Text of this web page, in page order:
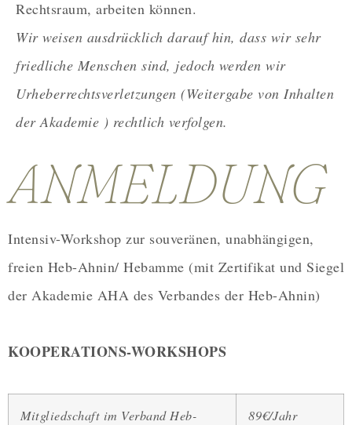
Rechtsraum, arbeiten können.
Wir weisen ausdrücklich darauf hin, dass wir sehr
friedliche Menschen sind, jedoch werden wir
Urheberrechtsverletzungen (Weitergabe von Inhalten
der Akademie ) rechtlich verfolgen.
ANMELDUNG
Intensiv-Workshop zur souveränen, unabhängigen,
freien Heb-Ahnin/ Hebamme (mit Zertifikat und Siegel
der Akademie AHA des Verbandes der Heb-Ahnin)
KOOPERATIONS-WORKSHOPS
Mitgliedschaft im Verband Heb-
89€/Jahr